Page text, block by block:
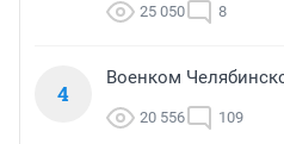
25 050 8
4
Военком
20 556 109